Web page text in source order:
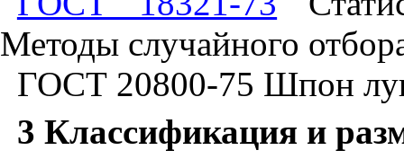
Методы случайного
ГОСТ 20800-75 Шпон
3 Классификация и